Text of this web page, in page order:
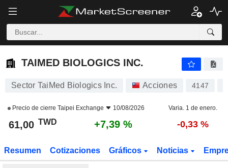
TAIMED BIOLOGICS INC.
TAIMED BIOLOGICS INC.
Sector TaiMed Biologics Inc. Acciones 4147
Precio de cierre Taipei Exchange 10/08/2026 Varia. 1 de enero.
61,00 TWD +7,39 % -0,33 %
Resumen Cotizaciones Gráficos Noticias